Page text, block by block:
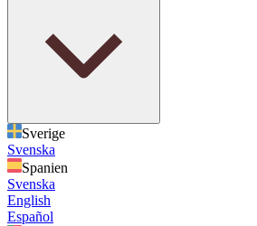
Sverige
Svenska
Spanien
Svenska
English
Español